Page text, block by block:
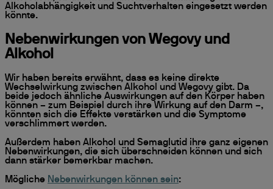
Alkoholabhängigkeit und Suchtverhalten eingesetzt werden
könnte.
Nebenwirkungen von Wegovy und
Alkohol
Wir haben bereits erwähnt, dass es keine direkte
Wechselwirkung zwischen Alkohol und Wegovy gibt. Da
beide jedoch ähnliche Auswirkungen auf den Körper haben
können – zum Beispiel durch ihre Wirkung auf den Darm –,
könnten sich die Effekte verstärken und die Symptome
verschlimmert werden.
Außerdem haben Alkohol und Semaglutid ihre ganz eigenen
Nebenwirkungen, die sich überschneiden können und sich
dann stärker bemerkbar machen.
Mögliche Nebenwirkungen können sein: